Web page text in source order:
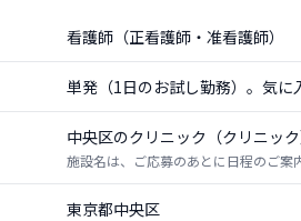
看護師（正看護師・准看護師）
単発（1日のお試し勤務）。気に
中央区のクリニック（クリニック
施設名は、ご応募のあとに日程のご案
東京都中央区